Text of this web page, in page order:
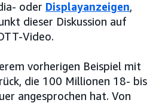
oder Displayanzeigen,
dieser Diskussion auf
Video.
vorherigen Beispiel mit
die 100 Millionen 18- bis
angesprochen hat. Von